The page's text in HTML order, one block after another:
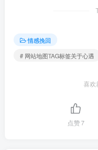
情感挽回
# 网站地图TAG标签关于心遇
喜欢
点赞7